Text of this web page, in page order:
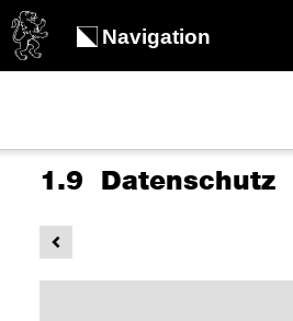
Navigation
1.9 Datenschutz